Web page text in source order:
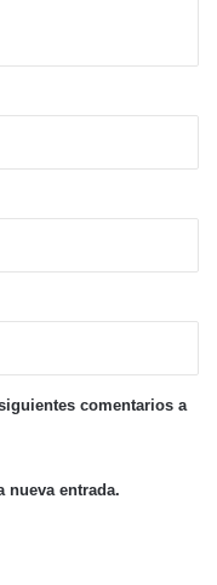
comentarios a
nueva entrada.